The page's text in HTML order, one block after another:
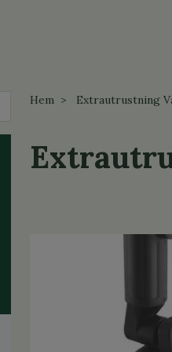
Hem Extrautrustning